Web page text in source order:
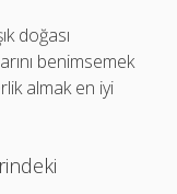
doğası
benimsemek
almak en iyi